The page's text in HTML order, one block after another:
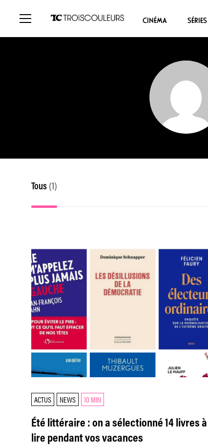
CINÉMA SÉRIES
Tous (1)
ACTUS NEWS 10 MIN
Été littéraire : on a sélectionné 14 livres à
lire pendant vos vacances